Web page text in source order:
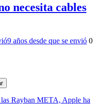
necesita cables
9 años desde que se envió 0
Rayban META, Apple ha